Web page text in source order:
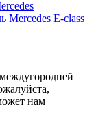
нам